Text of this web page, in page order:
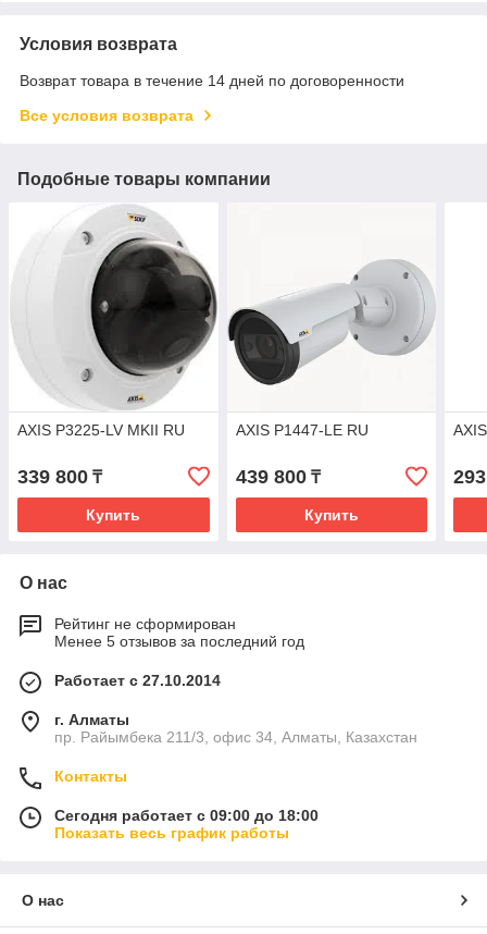
Условия возврата
Возврат товара в течение 14 дней по договоренности
Все условия возврата
Подобные товары компании
AXIS P3225-LV MKII RU
339 800 ₸
Купить
AXIS P1447-LE RU
439 800₸
Купить
О нас
Рейтинг не сформирован
Менее 5 отзывов за последний год
Работает с 27.10.2014
г. Алматы
пр. Райымбека 211/3, офис 34, Алматы, Казахстан
Контакты
Сегодня работает с 09:00 до 18:00
Показать весь график работы
О нас